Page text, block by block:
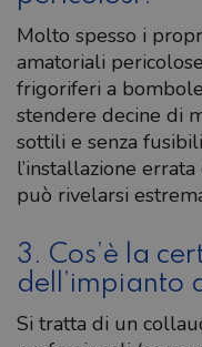
Molto spesso i
amatoriali
frigoriferi a
stendere decine di
sottili e senza
l’installazione
può rivelarsi
3. Cos’è la
dell’impianto
Si tratta di un